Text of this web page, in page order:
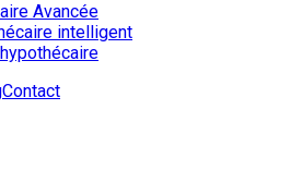
Avancée
intelligent
Contact